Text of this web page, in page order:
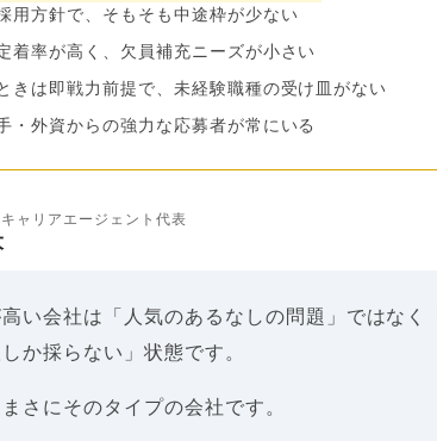
用方針で、そもそも中途枠が少ない
着率が高く、欠員補充ニーズが小さい
きは即戦力前提で、未経験職種の受け皿がない
・外資からの強力な応募者が常にいる
ャリアエージェント代表
い会社は「人気のあるなしの問題」ではなく
か採らない」状態です。
さにそのタイプの会社です。